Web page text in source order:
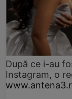
După ce i-au
Instagram, o